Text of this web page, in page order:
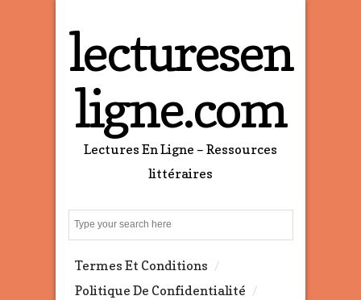
lecturesen
ligne.com
Lectures En Ligne – Ressources
littéraires
e
Termes Et Conditions
Politique De Confidentialité